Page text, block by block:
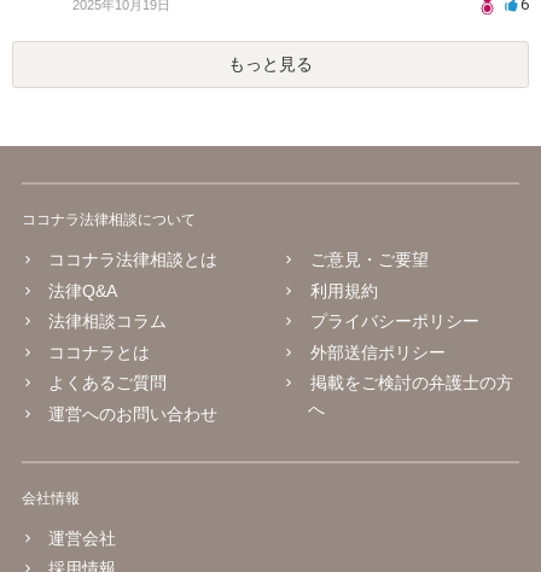
2025年10月19日 6
もっと見る
ココナラ法律相談について
ココナラ法律相談とは
法律Q&A
法律相談コラム
ココナラとは
よくあるご質問
運営へのお問い合わせ
ご意見・ご要望
利用規約
プライバシーポリシー
外部送信ポリシー
掲載をご検討の弁護士の方
へ
会社情報
運営会社